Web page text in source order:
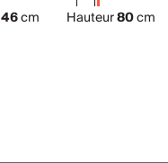
46cm Hauteur80cm